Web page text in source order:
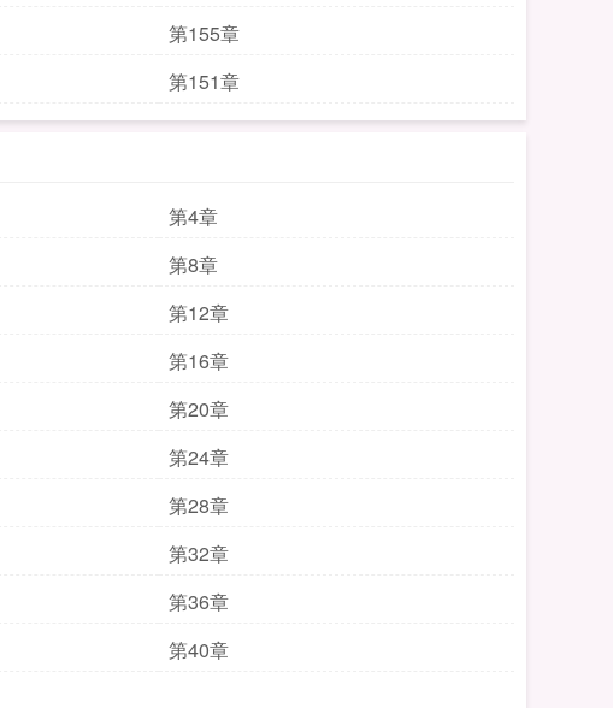
第155章
第151章
第4章
第8章
第12章
第16章
第20章
第24章
第28章
第32章
第36章
第40章